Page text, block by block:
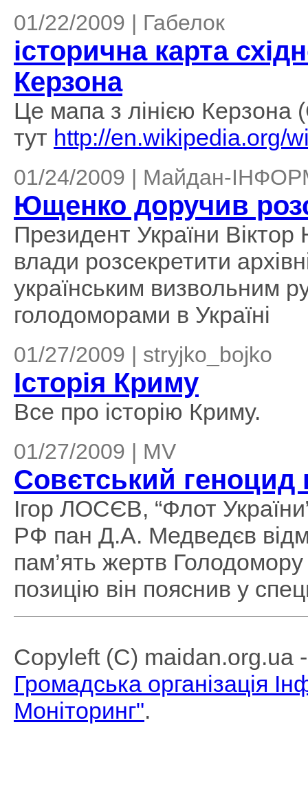
01/22/2009 | Габелок
історична карта
Керзона
Це мапа з лінією Керзона
тут http://en.wikipedia.org/
01/24/2009 | Майдан-
Ющенко доручив
Президент України
влади розсекретити
українським визвольним
голодоморами в Україні
01/27/2009 | stryjko_bojko
Історія Криму
Все про історію Криму.
01/27/2009 | MV
Совєтський геноцид
Ігор ЛОСЄВ, “Флот
РФ пан Д.А. Медведєв
пам’ять жертв
позицію він пояснив у
Copyleft (C) maidan.org.ua
Громадська організація
Моніторинг".